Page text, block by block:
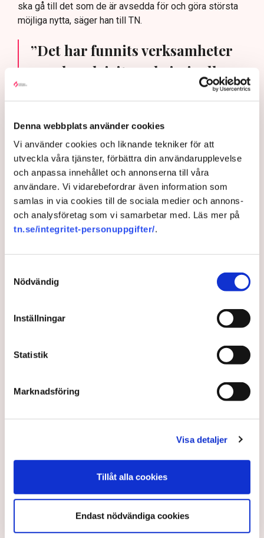
Denna webbplats använder cookies
Vi använder cookies och liknande tekniker för att
utveckla våra tjänster, förbättra din användarupplevelse
och anpassa innehållet och annonserna till våra
användare. Vi vidarebefordrar även information som
samlas in via cookies till de sociala medier och annons-
och analysföretag som vi samarbetar med. Läs mer på
tn.se/integritet-personuppgifter/.
Nödvändig
Inställningar
Statistik
Marknadsföring
Visa detaljer
Tillåt alla cookies
Endast nödvändiga cookies
ska gå till det som de är avsedda för och göra största
möjliga nytta, säger han till TN.
”Det har funnits verksamheter
som har drivits av kriminella
som man hade kunnat stoppa
sätt.”
För att öka tempot i arbetet har Vårdföretagarna skickat
ut en skrivelse till samtliga partier i socialutskottet och
justitieutskottet. I skrivelsen påminner organisationen
om ett antal förslag som lagts fram tidigare, men som
av olika anledningar fortfarande inte har resulterat i
konkreta lagförslag.
åtgärder mot välfärdskriminalitet
för de som arbetar inom heldygnsinsatser för barn
heldygnsinsatser, som konsulentstödda
riskbaserad fysisk tillsyn i alla tillståndspliktiga
• IVO bör som en del av lämplighetsbedömningen i
ledningsprövningar genomföra djupintervjuer innan
beslut fattas, inte enbart förlita sig på ”papper i
ordning”